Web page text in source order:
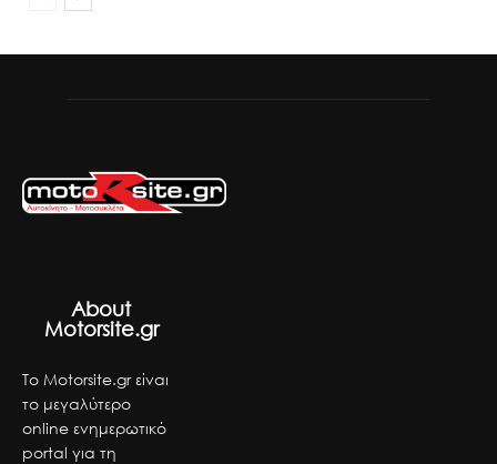
About
Motorsite.gr
Το Motorsite.gr είναι
το μεγαλύτερο
online ενημερωτικό
portal για τη